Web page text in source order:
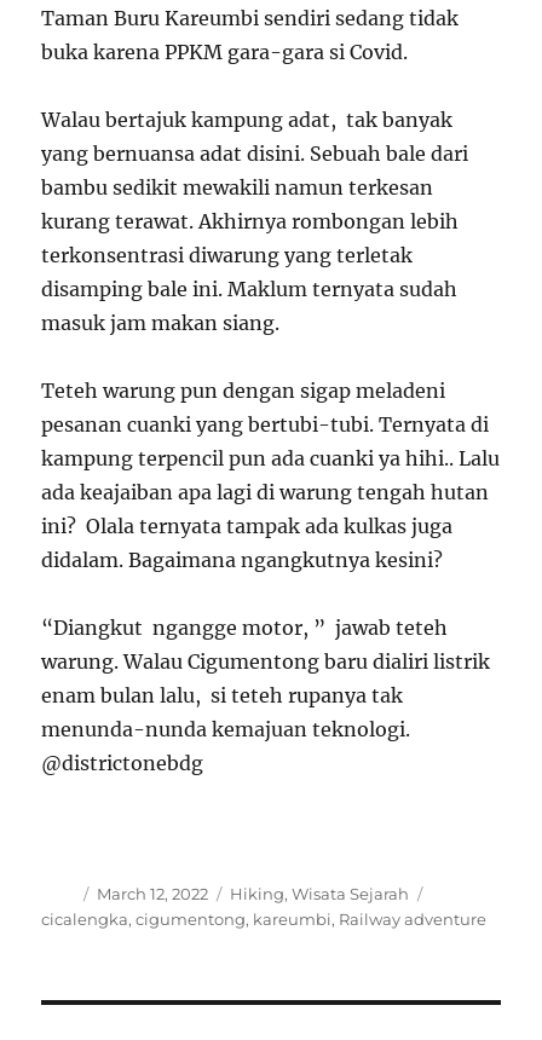
Taman Buru Kareumbi sendiri sedang tidak
buka karena PPKM gara-gara si Covid.
Walau bertajuk kampung adat, tak banyak
yang bernuansa adat disini. Sebuah bale dari
bambu sedikit mewakili namun terkesan
kurang terawat. Akhirnya rombongan lebih
terkonsentrasi diwarung yang terletak
disamping bale ini. Maklum ternyata sudah
masuk jam makan siang.
Teteh warung pun dengan sigap meladeni
pesanan cuanki yang bertubi-tubi. Ternyata di
kampung terpencil pun ada cuanki ya hihi.. Lalu
ada keajaiban apa lagi di warung tengah hutan
ini? Olala ternyata tampak ada kulkas juga
didalam. Bagaimana ngangkutnya kesini?
“Diangkut ngangge motor, ” jawab teteh
warung. Walau Cigumentong baru dialiri listrik
enam bulan lalu, si teteh rupanya tak
menunda-nunda kemajuan teknologi.
@districtonebdg
Author
Posted
on
March 12, 2022 Categories
Hiking,Wisata Sejarah
cicalengka,cigumentong, kareumbi, Railway adventure